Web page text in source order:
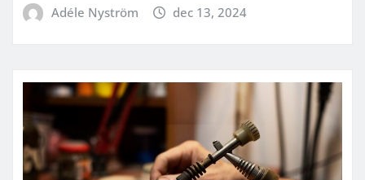
Adéle Nyström dec 13, 2024